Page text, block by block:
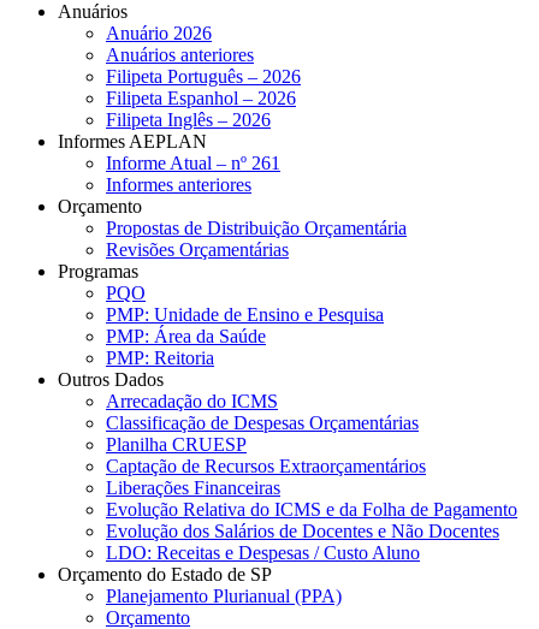
Anuários
Anuário 2026
Anuários anteriores
Filipeta Português – 2026
Filipeta Espanhol – 2026
Filipeta Inglês – 2026
Informes AEPLAN
Informe Atual – nº 261
Informes anteriores
Orçamento
Propostas de Distribuição Orçamentária
Revisões Orçamentárias
Programas
PQO
PMP: Unidade de Ensino e Pesquisa
PMP: Área da Saúde
PMP: Reitoria
Outros Dados
Arrecadação do ICMS
Classificação de Despesas Orçamentárias
Planilha CRUESP
Captação de Recursos Extraorçamentários
Liberações Financeiras
Evolução Relativa do ICMS e da Folha de Pagamento
Evolução dos Salários de Docentes e Não Docentes
LDO: Receitas e Despesas / Custo Aluno
Orçamento do Estado de SP
Planejamento Plurianual (PPA)
Orçamento